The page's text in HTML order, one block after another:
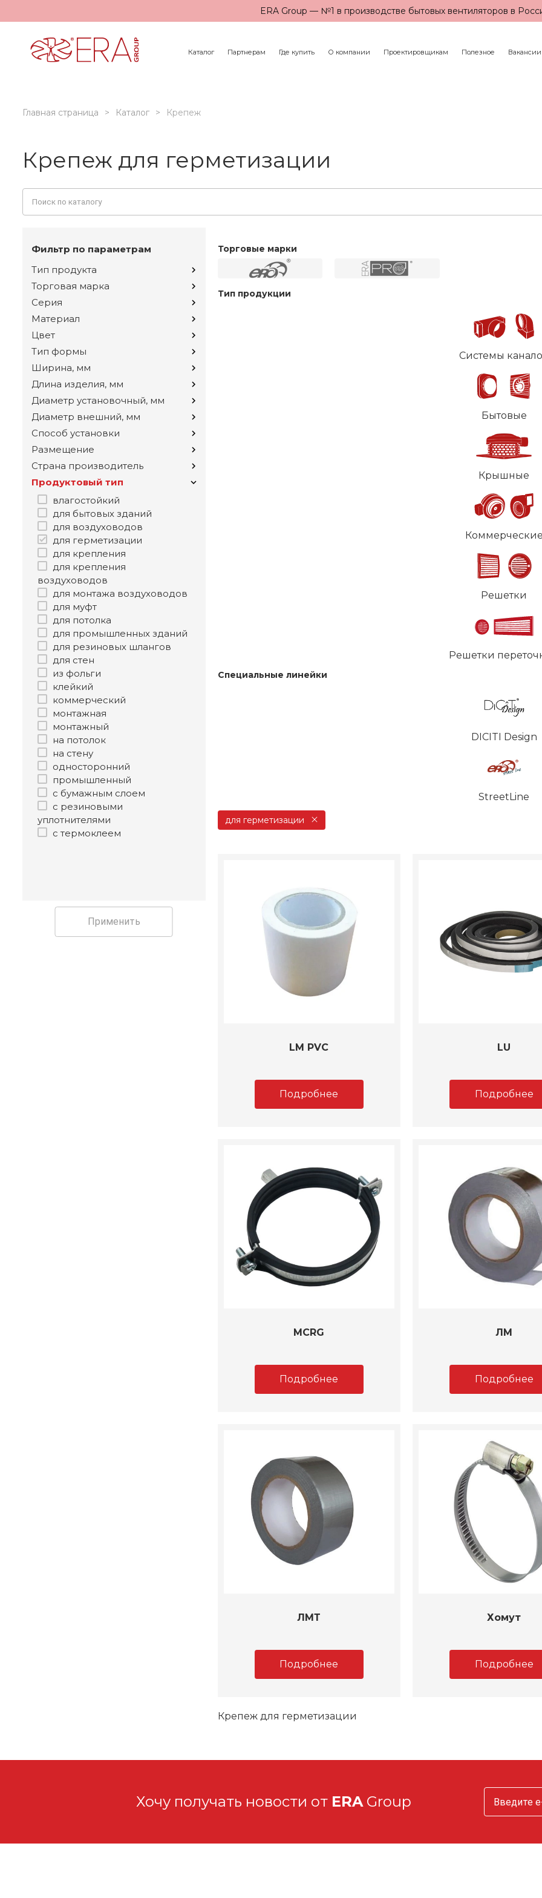
ERA Group — №1 в производстве бытовых вентиляторов в
Каталог Партнерам Где купить О компании Проектировщикам Полезное Вакансии
Главная страница Каталог Крепеж
Крепеж для герметизации
Фильтр по параметрам
Тип продукта
Торговая марка
Серия
Материал
Цвет
Тип формы
Ширина, мм
Длина изделия, мм
Диаметр установочный, мм
Диаметр внешний, мм
Способ установки
Размещение
Страна производитель
Продуктовый тип
влагостойкий
для бытовых зданий
для воздуховодов
для герметизации
для крепления
для крепления
воздуховодов
для монтажа воздуховодов
для муфт
для потолка
для промышленных зданий
для резиновых шлангов
для стен
из фольги
клейкий
коммерческий
монтажная
монтажный
на потолок
на стену
односторонний
промышленный
с бумажным слоем
с резиновыми
уплотнителями
с термоклеем
Применить
Торговые марки
Тип продукции
Системы
Бытовые
Крышные
Решетки
Решетки
Специальные линейки
DICITI Design
StreetLine
для герметизации
LM PVC
Подробнее
LU
Подробнее
MCRG
Подробнее
ЛМ
Подробнее
ЛМТ
Подробнее
Хомут
Подробнее
Крепеж для герметизации
Хочу получать новости от ERAGroup